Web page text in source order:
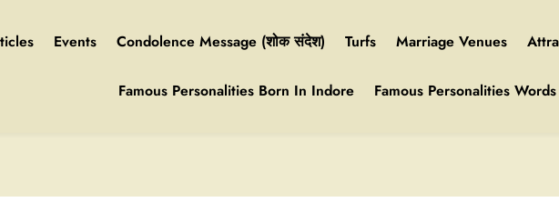
Events Condolence Message (शोक संदेश) Turfs Marriage Venues
Famous Personalities Born In Indore Famous Personalities